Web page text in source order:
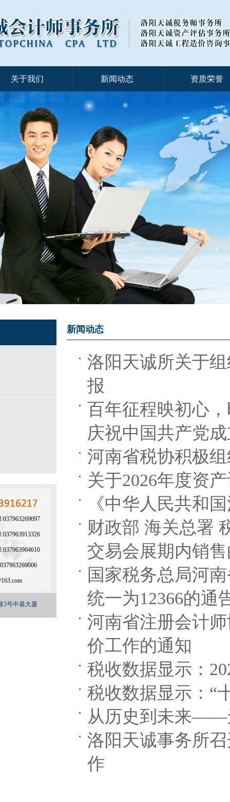
关于我们 新闻动态 资质荣誉
新闻动态
洛阳天诚所关于
报
百年征程映初心
庆祝中国共产党
河南省税协积极
关于2026年度资
《中华人民共和
财政部 海关总署
交易会展期内销
国家税务总局河
统一为12366的通
河南省注册会计
价工作的通知
税收数据显示：
税收数据显示：“
从历史到未来——
洛阳天诚事务所
作
5号中基大厦